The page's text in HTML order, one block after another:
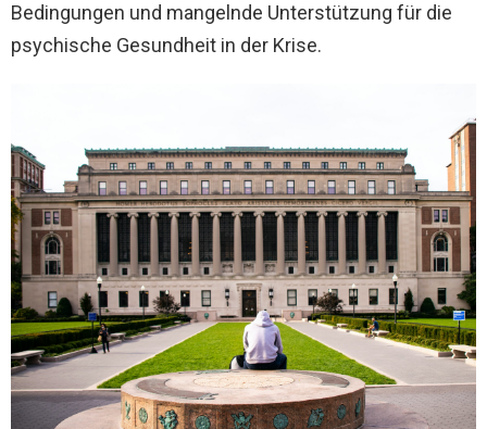
Bedingungen und mangelnde Unterstützung für die
psychische Gesundheit in der Krise.